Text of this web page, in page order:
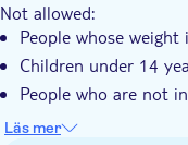
Not allowed:
People whose
Children under 14
People who are not
Know in advance:
Läs mer